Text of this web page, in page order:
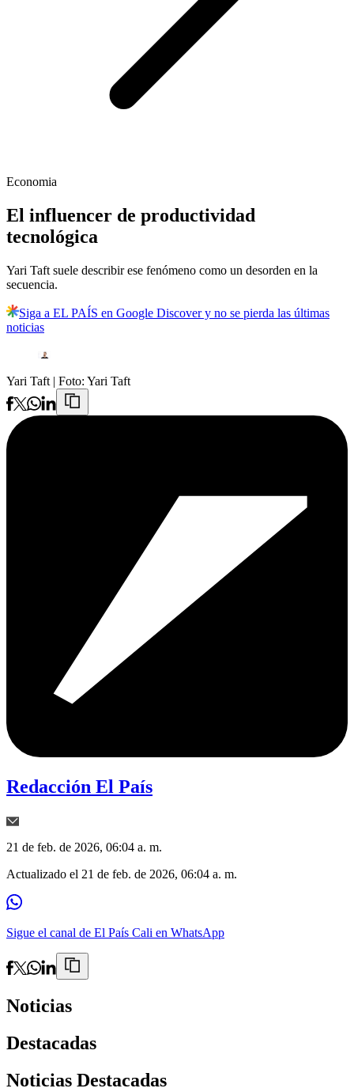
Economia
El influencer de productividad
tecnológica
Yari Taft suele describir ese fenómeno como un desorden en la
secuencia.
Siga a EL PAÍS en Google Discover y no se pierda las últimas
noticias
Yari Taft | Foto: Yari Taft
Redacción El País
21 de feb. de 2026, 06:04 a. m.
Actualizado el 21 de feb. de 2026, 06:04 a. m.
Sigue el canal de El País Cali en WhatsApp
Noticias
Destacadas
Noticias Destacadas